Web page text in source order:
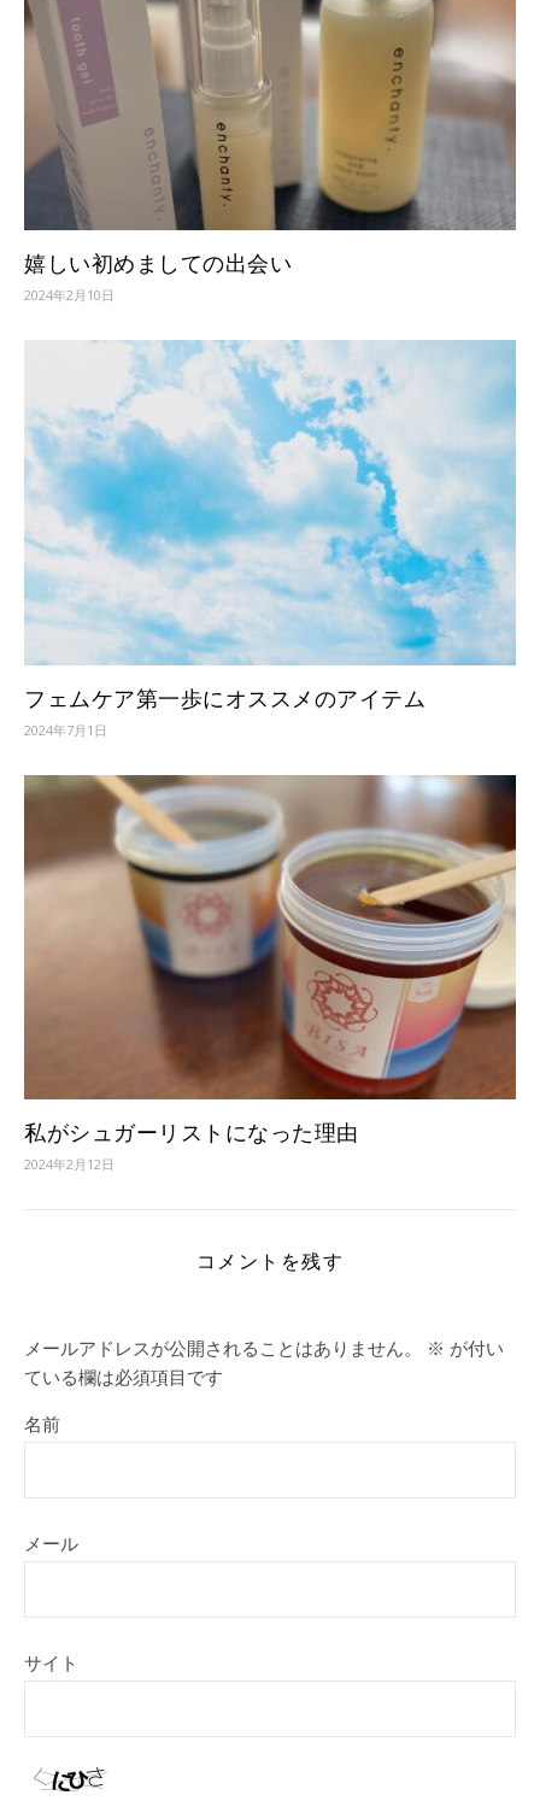
嬉しい初めましての出会い
2024年2月10日
フェムケア第一歩にオススメのアイテム
2024年7月1日
私がシュガーリストになった理由
2024年2月12日
コメントを残す
メールアドレスが公開されることはありません。 ※ が付い
ている欄は必須項目です
名前
メール
サイト